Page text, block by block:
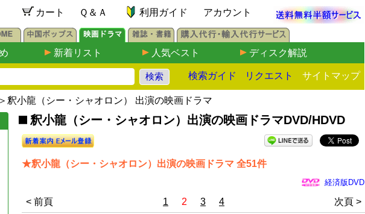
カート Ｑ＆Ａ 利用ガイド アカウント
新着リスト 人気ベスト ディスク解説
検索ガイド リクエスト サイトマップ
＞釈小龍（シー・シャオロン） 出演の映画ドラマ
釈小龍（シー・シャオロン）出演の映画ドラマDVD/HDVD
★釈小龍（シー・シャオロン）出演の映画ドラマ 全51件
経済版DVD
< 前頁 次頁 >
1 2 3 4